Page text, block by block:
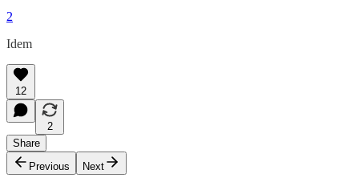
2
Idem
12
2
Share
Previous
Next